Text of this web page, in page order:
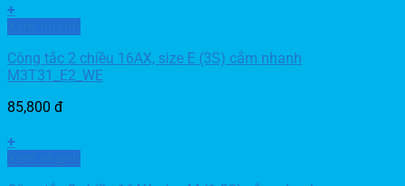
+
Công tắc 2 chiều 16AX, size E (3S) cắm nhanh
M3T31_E2_WE
85,800 đ
+